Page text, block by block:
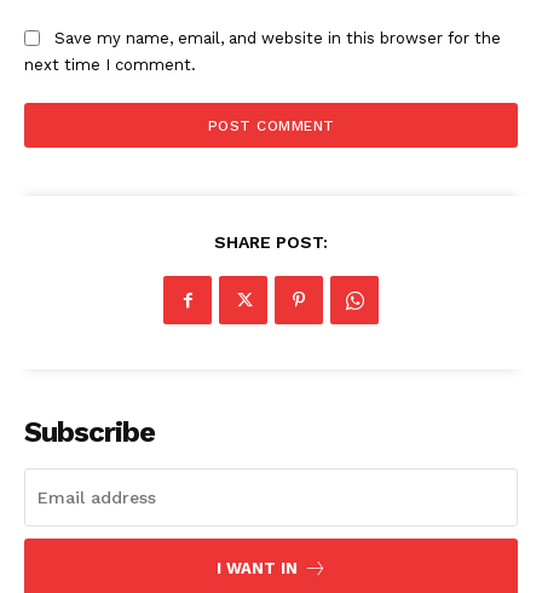
Save my name, email, and website in this browser for the
next time I comment.
SHARE POST:
Subscribe
I WANT IN